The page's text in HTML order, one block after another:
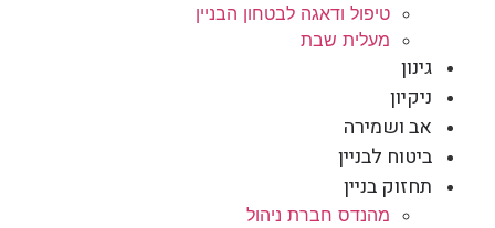
טיפול ודאגה לבטחון הבניין
מעלית שבת
גינון
ניקיון
אב ושמירה
ביטוח לבניין
תחזוק בניין
מהנדס חברת ניהול